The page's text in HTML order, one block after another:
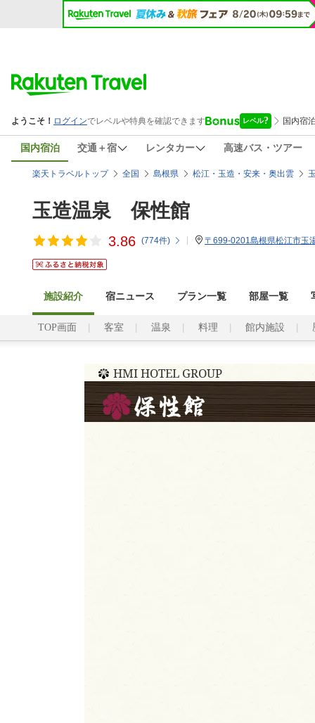
国内宿泊 交通＋宿 レンタカー 高速バス・ツアー
楽天トラベルトップ 全国 島根県 松江・玉造・安来・奥出雲
玉造温泉 保性館
3.86 (774件) 〒699-0201島根県松江市玉
施設紹介 宿ニュース プラン一覧 部屋一覧
TOP画面 客室 温泉 料理 館内施設
HMI HOTEL GROUP